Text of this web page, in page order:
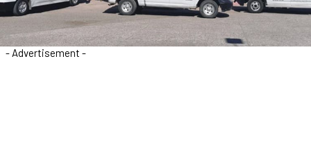
- Advertisement -